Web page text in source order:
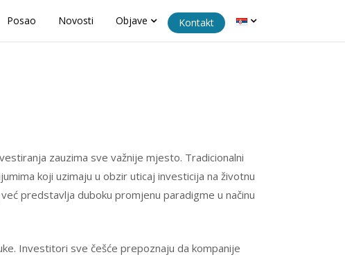
Posao Novosti Objave Kontakt
zauzima sve važnije mjesto. Tradicionalni
koji uzimaju u obzir uticaj investicija na životnu
predstavlja duboku promjenu paradigme u načinu
Investitori sve češće prepoznaju da kompanije